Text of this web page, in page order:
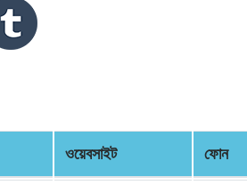
ওয়েবসাইট ফোন